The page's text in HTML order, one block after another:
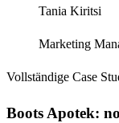
Tania Kiritsi
Marketing
Vollständige Case
Boots Apotek: